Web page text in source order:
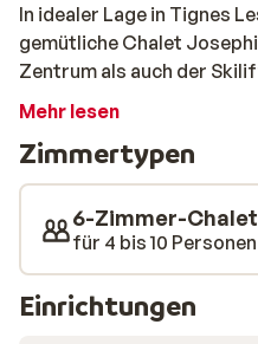
In idealer Lage in Tignes
gemütliche Chalet
Zentrum als auch der
sich nur 200 Meter
5 separate Schlafzimmer
hinaus verfügt das Chalet
mit Blick auf die Umgebung.
Mehr lesen
Zimmertypen
6-Zimmer-Chalet
für 4 bis 10 Personen
Einrichtungen